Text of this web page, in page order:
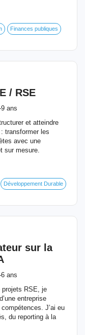
Finances publiques
/ RSE
ans
et atteindre
transformer les
avec une
sur mesure.
Développement Durable
sur la
ans
projets RSE, je
entreprise
J’ai eu
du reporting à la